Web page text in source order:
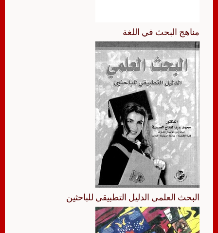
مناهج البحث في اللغة
البحث العلمي الدليل التطبيقي للباحثين